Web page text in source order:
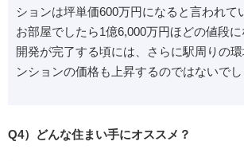
ションは坪単価600万円になると言われて
お部屋でしたら1億6,000万円ほどの値段
開発が完了する頃には、さらに駅周りの
ンションの価格も上昇するのではないでし
Q4）どんな住まい手にオススメ？